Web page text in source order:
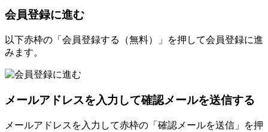
会員登録に進む
以下赤枠の「会員登録する（無料）」を押して会員登録に進
みます。
メールアドレスを入力して確認メールを送信する
メールアドレスを入力して赤枠の「確認メールを送信」を押